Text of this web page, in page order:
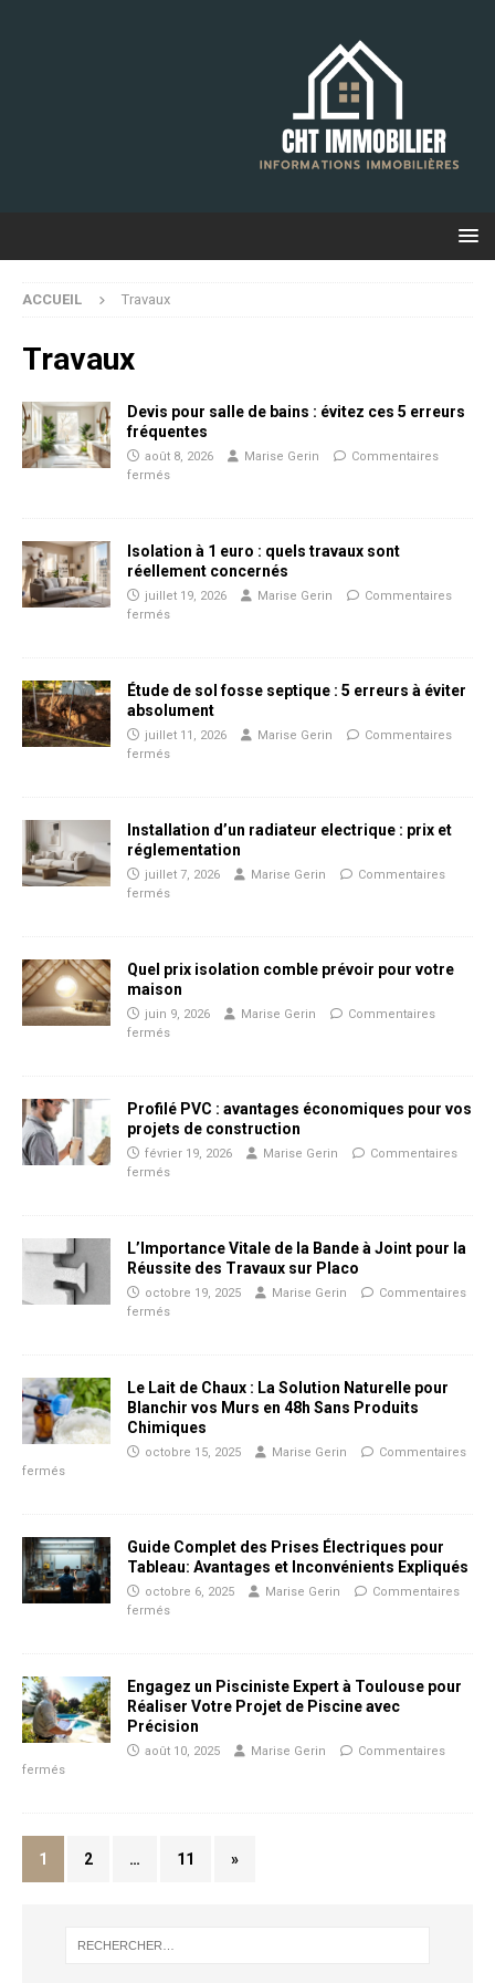
ACCUEIL Travaux
Travaux
Devis pour salle de bains : évitez ces 5 erreurs
fréquentes
août 8, 2026 Marise Gerin
Commentaires
fermés
Isolation à 1 euro : quels travaux sont
réellement concernés
juillet 19, 2026 Marise Gerin
Commentaires
fermés
Étude de sol fosse septique : 5 erreurs à éviter
absolument
juillet 11, 2026 Marise Gerin
Commentaires
fermés
Installation d’un radiateur electrique : prix et
réglementation
juillet 7, 2026 Marise Gerin
Commentaires
fermés
Quel prix isolation comble prévoir pour votre
maison
juin 9, 2026 Marise Gerin
Commentaires
fermés
Profilé PVC : avantages économiques pour vos
projets de construction
février 19, 2026 Marise Gerin
Commentaires
fermés
L’Importance Vitale de la Bande à Joint pour la
Réussite des Travaux sur Placo
octobre 19, 2025 Marise Gerin
Commentaires
fermés
Le Lait de Chaux : La Solution Naturelle pour
Blanchir vos Murs en 48h Sans Produits
Chimiques
octobre 15, 2025 Marise Gerin
Commentaires
fermés
Guide Complet des Prises Électriques pour
Tableau: Avantages et Inconvénients Expliqués
octobre 6, 2025 Marise Gerin
Commentaires
fermés
Engagez un Pisciniste Expert à Toulouse pour
Réaliser Votre Projet de Piscine avec
Précision
août 10, 2025 Marise Gerin
Commentaires
fermés
1 2 … 11 »